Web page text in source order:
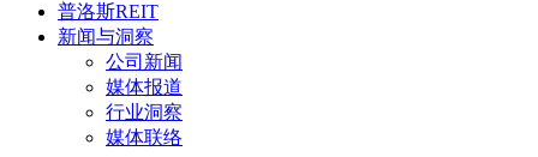
普洛斯REIT
新闻与洞察
公司新闻
媒体报道
行业洞察
媒体联络